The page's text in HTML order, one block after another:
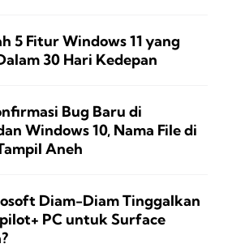
5 Fitur Windows 11 yang
30 Hari Kedepan
Bug Baru di
Windows 10, Nama File di
Aneh
Diam-Diam Tinggalkan
PC untuk Surface